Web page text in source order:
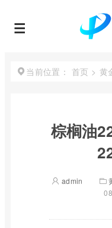
当前位置： 首页 > 黄
棕榈油
admin